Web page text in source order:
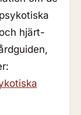
hjärt-